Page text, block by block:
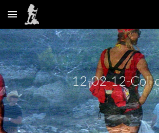
Skip to main content
12-02-12-Coll